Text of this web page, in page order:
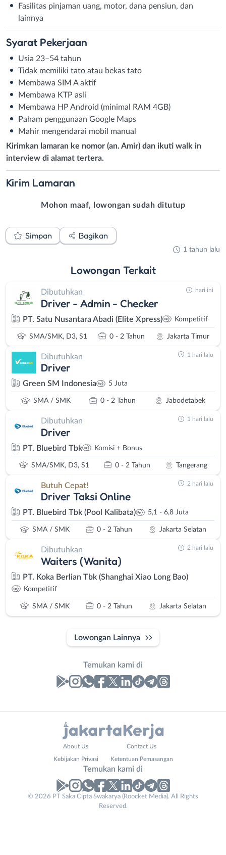
Fasilitas pinjaman uang, motor, dana pensiun, dan
lainnya
Syarat Pekerjaan
Usia 23–54 tahun
Tidak memiliki tato atau bekas tato
Membawa SIM A aktif
Membawa KTP asli
Membawa HP Android (minimal RAM 4GB)
Paham penggunaan Google Maps
Mahir mengendarai mobil manual
Kirimkan lamaran ke nomor (an. Amir) dan ikuti walk in
interview di alamat tertera.
Kirim Lamaran
Mohon maaf, lowongan sudah ditutup
Simpan Bagikan
1 tahun lalu
Lowongan Terkait
Dibutuhkan
Driver - Admin - Checker
PT. Satu Nusantara Abadi (Elite Xpress) Kompetitif
SMA/SMK, D3, S1 0 - 2 Tahun Jakarta Timur
hari ini
Dibutuhkan
Driver
Green SM Indonesia 5 Juta
SMA / SMK 0 - 2 Tahun Jabodetabek
1 hari lalu
Dibutuhkan
Driver
PT. Bluebird Tbk Komisi + Bonus
SMA/SMK, D3, S1 0 - 2 Tahun Tangerang
1 hari lalu
Butuh Cepat!
Driver Taksi Online
PT. Bluebird Tbk (Pool Kalibata) 5,1 - 6,8 Juta
SMA / SMK 0 - 2 Tahun Jakarta Selatan
2 hari lalu
Dibutuhkan
Waiters (Wanita)
PT. Koka Berlian Tbk (Shanghai Xiao Long Bao)
Kompetitif
SMA / SMK 0 - 2 Tahun Jakarta Selatan
2 hari lalu
Lowongan Lainnya
Temukan kami di
No. Telp /
About Us Contact Us
Kebijakan Privasi Ketentuan Pemasangan
Temukan kami di
© 2026 PT Saka Cipta Swakarya (Roocket Media). All Rights
Reserved.